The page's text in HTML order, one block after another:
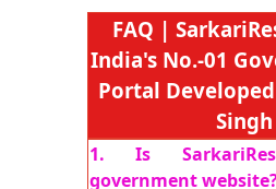
FAQ |
India's No.-01
Portal
Singh
1. Is
government